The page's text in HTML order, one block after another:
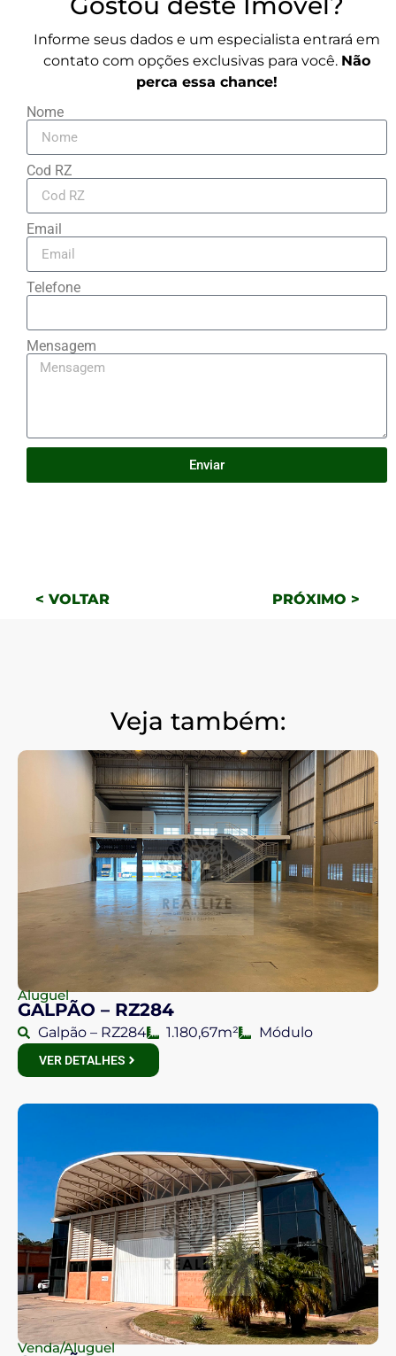
Informe seus dados e um especialista entrará em
contato com opções exclusivas para você. Não
perca essa chance!
Nome
Cod RZ
Email
Telefone
Mensagem
Enviar
< VOLTAR PRÓXIMO >
Veja também:
Aluguel
GALPÃO – RZ284
Galpão – RZ284 1.180,67m² Módulo
VER DETALHES
Venda/Aluguel